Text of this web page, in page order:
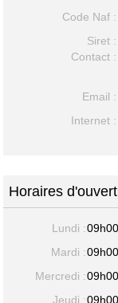
Code Naf :
Siret :
Contact :
Email :
Internet :
Horaires
Lundi :
Mardi :
Mercredi :
Jeudi :